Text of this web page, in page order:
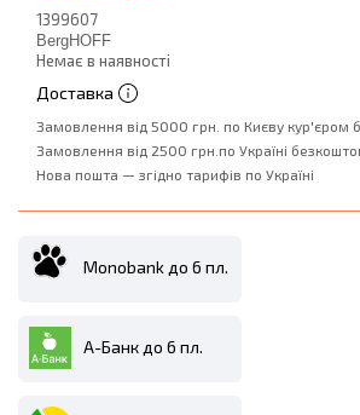
1399607
BergHOFF
Немає в наявності
Доставка
Замовлення від 5000 грн. по Києву кур'єром
Замовлення від 2500 грн.по Україні
Нова пошта — згідно тарифів по Україні
Monobank до 6 пл.
А-Банк до 6 пл.